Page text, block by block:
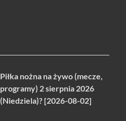
Piłka nożna na żywo (mecze,
programy) 2 sierpnia 2026
(Niedziela)? [2026-08-02]